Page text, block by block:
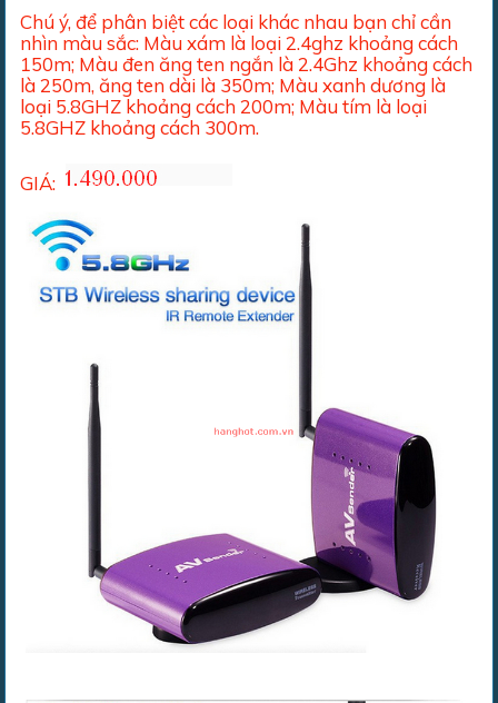
Chú ý, để phân biệt các loại khác nhau bạn chỉ cần
nhìn màu sắc: Màu xám là loại 2.4ghz khoảng cách
150m; Màu đen ăng ten ngắn là 2.4Ghz khoảng cách
là 250m, ăng ten dài là 350m; Màu xanh dương là
loại 5.8GHZ khoảng cách 200m; Màu tím là loại
5.8GHZ khoảng cách 300m.
GIÁ: